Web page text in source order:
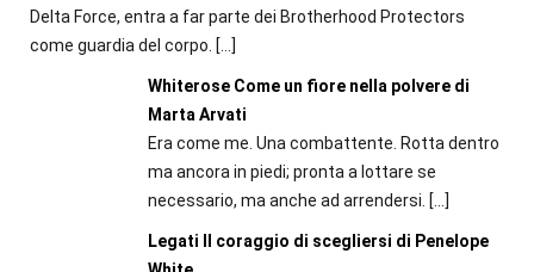
Delta Force, entra a far parte dei Brotherhood Protectors
come guardia del corpo. […]
Whiterose Come un fiore nella polvere di
Marta Arvati
Era come me. Una combattente. Rotta dentro
ma ancora in piedi; pronta a lottare se
necessario, ma anche ad arrendersi. […]
Legati Il coraggio di scegliersi di Penelope